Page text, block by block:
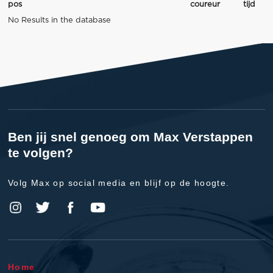
pos coureur
tijd
No Results in the database
Ben jij snel genoeg om Max Verstappen
te volgen?
Volg Max op social media en blijf op de hoogte.
Home